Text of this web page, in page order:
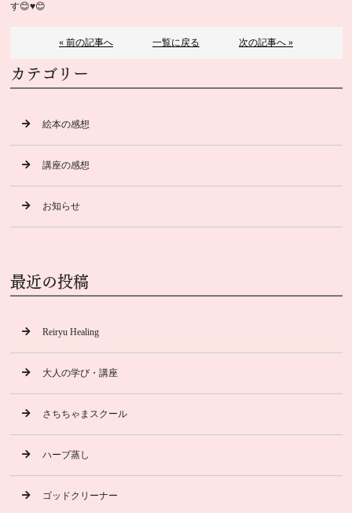
す😊♥️😊
« 前の記事へ 一覧に戻る 次の記事へ »
カテゴリー
絵本の感想
講座の感想
お知らせ
最近の投稿
Reiryu Healing
大人の学び・講座
さちちゃまスクール
ハーブ蒸し
ゴッドクリーナー